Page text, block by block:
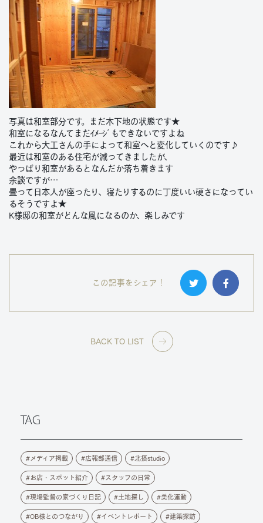
写真は和室部分です。まだ木下地の状態です★
和室になるなんてまだｲﾒｰｼﾞもできないですよね
これから大工さんの手によって和室へと変化していくのです♪
最近は和室のある住宅が減ってきましたが、
やっぱり和室があるとなんだか落ち着きます
余談ですが…
畳って日本人が座ったり、寝たりするのに丁度いい硬さになってい
るそうですよ★
K様邸の和室がどんな風になるのか、楽しみです
この記事をシェア！
BACK TO LIST
TAG
メディア掲載 広報部通信 北摂studio
お店・スポット紹介 スタッフの日常
現場監督の家づくり日記 土地探し 美化運動
OB様とのつながり イベントレポート 建築探訪